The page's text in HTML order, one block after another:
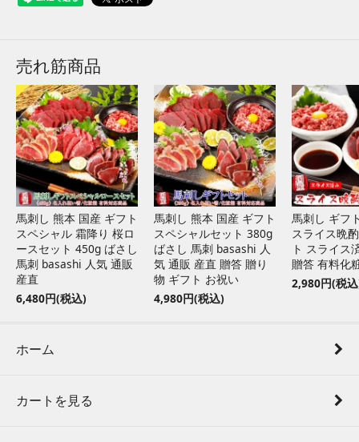
売れ筋商品
馬刺し 熊本 国産 ギフト
スペシャル 霜降り 桜ロ
ースセット 450g ばさし
馬刺 basashi 人気 通販
産直
6,480円(税込)
馬刺し 熊本 国産 ギフト
スペシャルセット 380g
ばさし 馬刺 basashi 人
気 通販 産直 贈答 贈り
物 ギフト お祝い
4,980円(税込)
馬刺し ギフ
スライス晩
ト スライス
贈答 有料化
2,980円(税
ホーム
カートを見る